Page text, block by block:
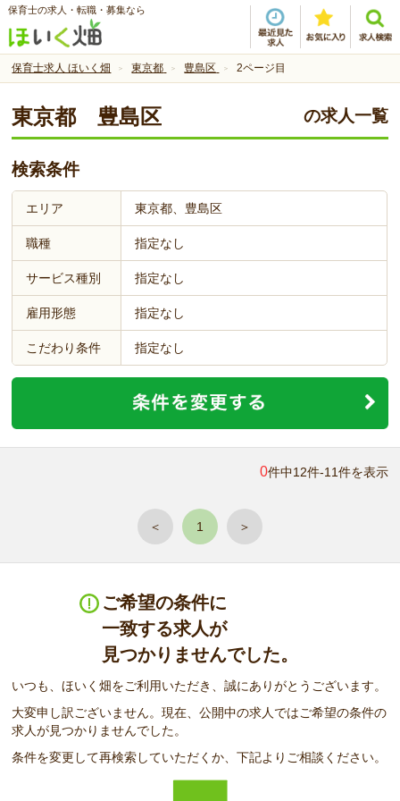
保育士の求人・転職・募集なら
保育士求人 ほいく畑 東京都 豊島区 2ページ目
東京都 豊島区 の求人一覧
検索条件
エリア 東京都、豊島区
職種 指定なし
サービス種別 指定なし
雇用形態 指定なし
こだわり条件 指定なし
0件中12件-11件を表示
＜ 1 ＞
ご希望の条件に
一致する求人が
見つかりませんでした。
いつも、ほいく畑をご利用いただき、誠にありがとうございます。
大変申し訳ございません。現在、公開中の求人ではご希望の条件の
求人が見つかりませんでした。
条件を変更して再検索していただくか、下記よりご相談ください。